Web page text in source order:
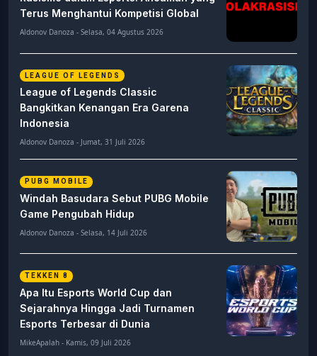
Terus Menghantui Kompetisi Global
Aldonov Danoza - Selasa, 04 Agustus 2026
LEAGUE OF LEGENDS
League of Legends Classic
Bangkitkan Kenangan Era Garena
Indonesia
Aldonov Danoza - Jumat, 31 Juli 2026
PUBG MOBILE
Windah Basudara Sebut PUBG Mobile
Game Pengubah Hidup
Aldonov Danoza - Selasa, 14 Juli 2026
TEKKEN 8
Apa Itu Esports World Cup dan
Sejarahnya Hingga Jadi Turnamen
Esports Terbesar di Dunia
MikeApalah - Kamis, 09 Juli 2026